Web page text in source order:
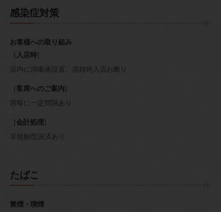
感染症対策
お客様への取り組み
[ 入店時]
店内に消毒液設置
混雑時入店お断り
[客席へのご案内]
席毎に一定間隔あり
[会計処理]
非接触型決済あり
たばこ
禁煙・喫煙